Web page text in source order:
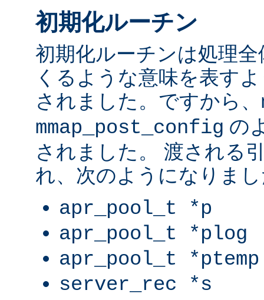
初期化ルーチン
初期化ルーチンは処理
くるような意味を表す
されました。ですから、
mmap_post_config の
されました。 渡される
れ、次のようになりま
apr_pool_t *p
apr_pool_t *plog
apr_pool_t *ptemp
server_rec *s